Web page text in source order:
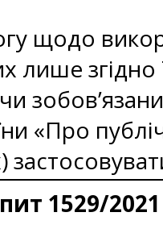
щодо
лише
«Про
1529/2021